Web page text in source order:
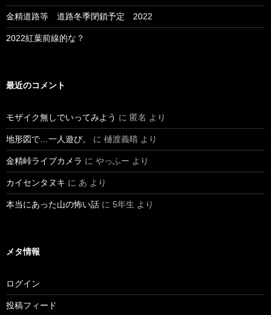
金精道路等 道路冬季閉鎖予定 2022
2022紅葉前線的な？
最近のコメント
モザイク無しでいってみよう に 匿名 より
地形図で…一人遊び。 に 樋渡義晴 より
金精峠ライブカメラ に やっふー より
カイセンタヌキ に あ より
本当にあった山の怖い話 に 5年生 より
メタ情報
ログイン
投稿フィード